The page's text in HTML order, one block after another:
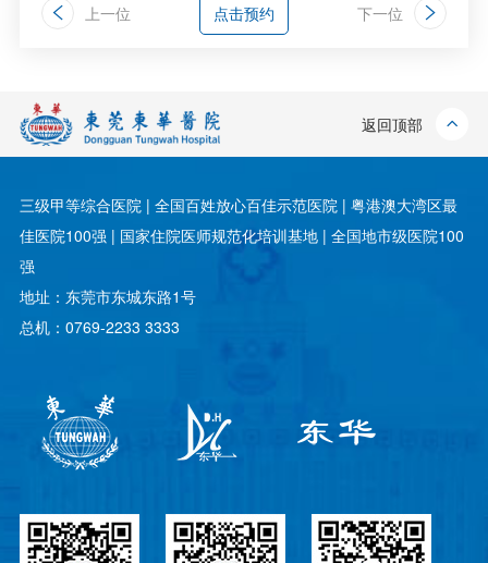
上一位 点击预约 下一位
返回顶部
三级甲等综合医院 | 全国百姓放心百佳示范医院 | 粤港澳大湾区最
佳医院100强 | 国家住院医师规范化培训基地 | 全国地市级医院100
强
地址：东莞市东城东路1号
总机：0769-2233 3333